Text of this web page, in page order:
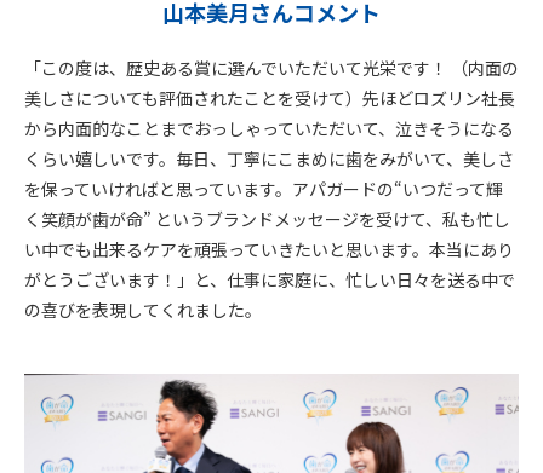
山本美月さんコメント
「この度は、歴史ある賞に選んでいただいて光栄です！ （内面の
美しさについても評価されたことを受けて）先ほどロズリン社長
から内面的なことまでおっしゃっていただいて、泣きそうになる
くらい嬉しいです。毎日、丁寧にこまめに歯をみがいて、美しさ
を保っていければと思っています。アパガードの“いつだって輝
く笑顔が歯が命” というブランドメッセージを受けて、私も忙し
い中でも出来るケアを頑張っていきたいと思います。本当にあり
がとうございます！」と、仕事に家庭に、忙しい日々を送る中で
の喜びを表現してくれました。